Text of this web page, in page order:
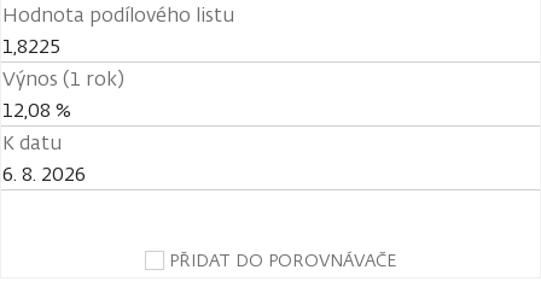
Hodnota podílového listu
1,8225
Výnos (1 rok)
12,08 %
K datu
6. 8. 2026
PŘIDAT DO POROVNÁVAČE